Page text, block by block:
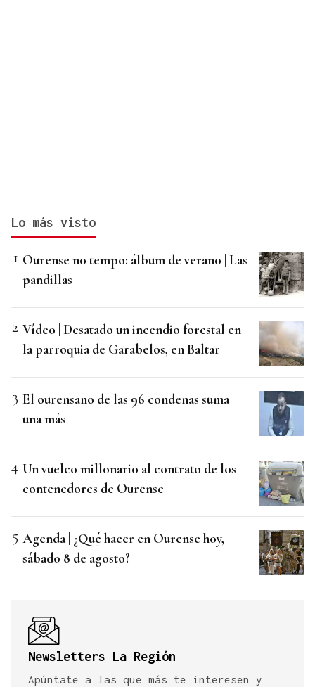
Lo más visto
Ourense no tempo: álbum de verano | Las
pandillas
Vídeo | Desatado un incendio forestal en
la parroquia de Garabelos, en Baltar
El ourensano de las 96 condenas suma
una más
Un vuelco millonario al contrato de los
contenedores de Ourense
Agenda | ¿Qué hacer en Ourense hoy,
sábado 8 de agosto?
Newsletters La Región
Apúntate a las que más te interesen y